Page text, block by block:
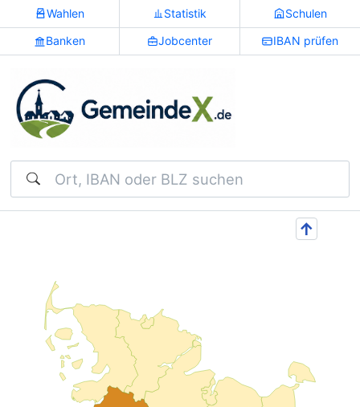
Wahlen Statistik Schulen
Banken Jobcenter IBAN prüfen
Suchen
↑